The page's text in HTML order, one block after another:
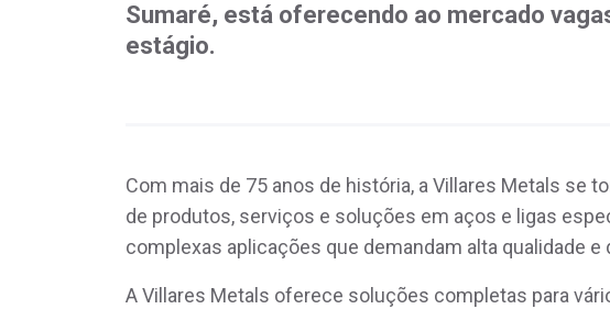
Sumaré, está oferecendo ao mercado
estágio.
Com mais de 75 anos de história, a Villares Metals se
de produtos, serviços e soluções em aços e ligas
complexas aplicações que demandam alta qualidade
A Villares Metals oferece soluções completas para